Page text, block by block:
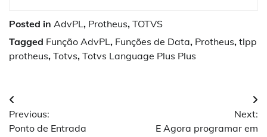
Posted in AdvPL, Protheus, TOTVS
Tagged Função AdvPL, Funções de Data, Protheus, tlpp
protheus, Totvs, Totvs Language Plus Plus
Navegação
de
Previous:
Ponto de Entrada
Next:
E Agora programar em